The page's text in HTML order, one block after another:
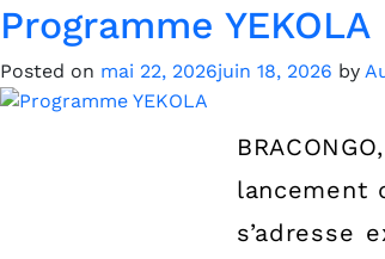
Programme YEKOLA
Posted on mai 22, 2026juin 18, 2026 by
lancement
s’adresse